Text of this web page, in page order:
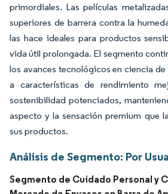
primordiales. Las películas
superiores de barrera contra la
las hace ideales para productos
vida útil prolongada. El segmento
los avances tecnológicos en ciencia de
a características de rendimiento
sostenibilidad potenciados,
aspecto y la sensación premium que
sus productos.
Análisis de Segmento: Por
Segmento de Cuidado Personal y